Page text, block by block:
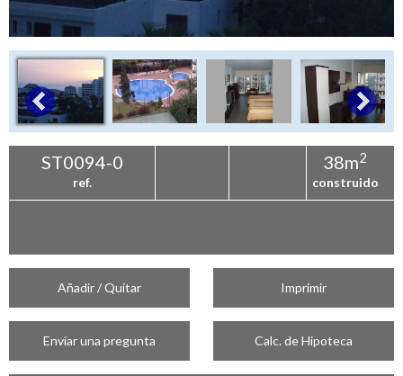
ST0094-0
ref.
38m2
construido
Añadir / Quitar Imprimir
Enviar una pregunta Calc. de Hipoteca